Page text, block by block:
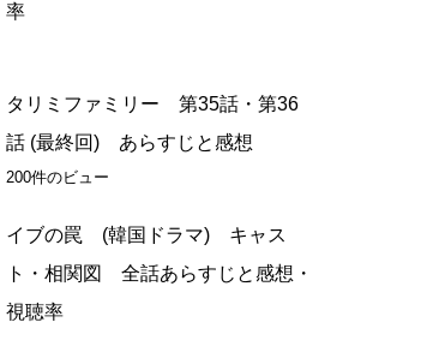
率
タリミファミリー 第35話・第36
話 (最終回) あらすじと感想
200件のビュー
イブの罠 (韓国ドラマ) キャス
ト・相関図 全話あらすじと感想・
視聴率